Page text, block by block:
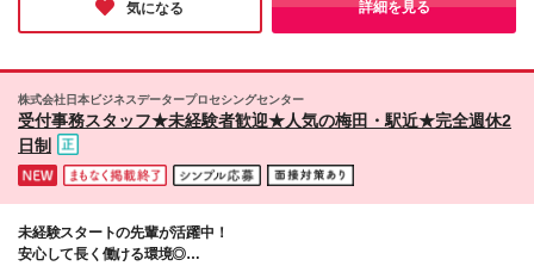
＋夜勤：月給26万～29万円 ■夜勤のみ ：月給28万
～32万円 【東海エリア（愛知）】 ■日勤のみ ：月
トも同時募集中＞ ■週1日～勤務OK ■時給1300円～
1900円 ※エリアにより異なります （研修期間は各エ
県川口市西川口1-23-13 アルディージャーノD'ｓ2
西支店】大阪市浪速区敷津西2-2-8 ラ・メゾンカトウ
605 【福岡支店】福岡市中央区渡辺通5-1-26 アロー
～1時間半圏内のご利用者様宅への訪問がメインで
ライフステージが変わっても、自分のペースで続けられる環境で
す。
気になる 詳細を見る
株式会社日本ビジネスデータープロセシングセンター
受付事務スタッフ★未経験者歓迎★人気の梅田・駅近★完全週休2
日制
未経験スタートの先輩が活躍中！
安心して長く働ける環境◎